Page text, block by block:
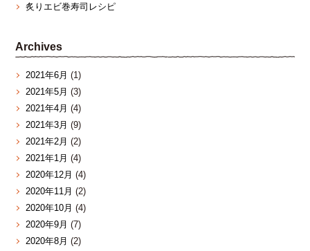
炙りエビ巻寿司レシピ
Archives
2021年6月 (1)
2021年5月 (3)
2021年4月 (4)
2021年3月 (9)
2021年2月 (2)
2021年1月 (4)
2020年12月 (4)
2020年11月 (2)
2020年10月 (4)
2020年9月 (7)
2020年8月 (2)